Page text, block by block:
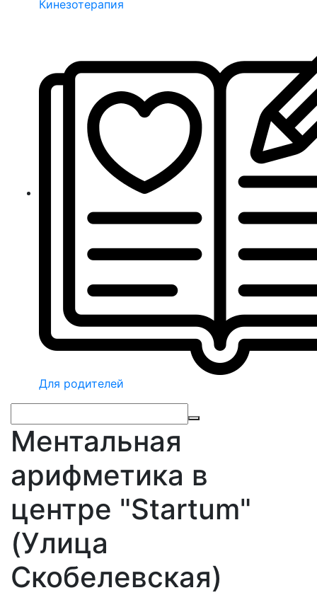
Кинезотерапия
Для родителей
Ментальная
арифметика в
центре "Startum"
(Улица
Скобелевская)